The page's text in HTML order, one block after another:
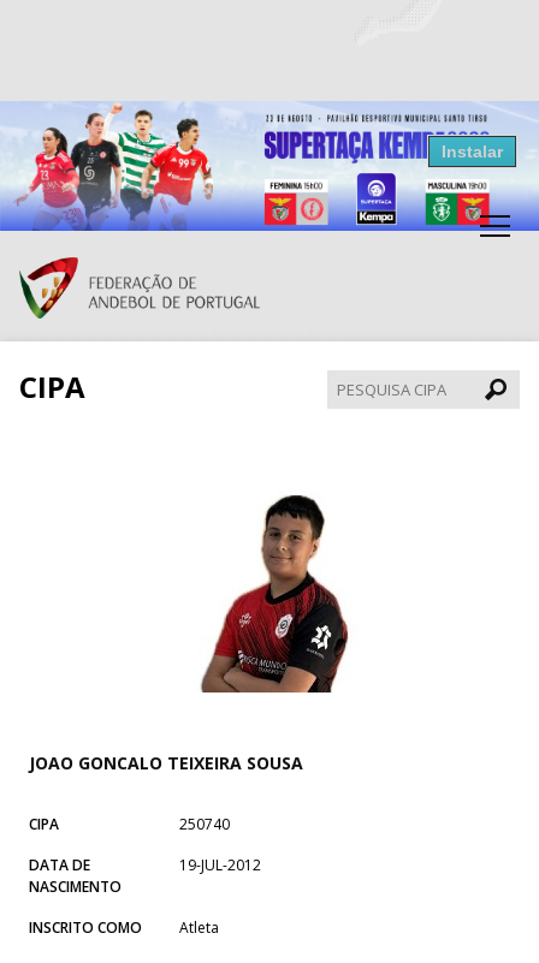
Resultados Andebol
Federação de Andebol de Portugal
Grátis - Disponivel na Play Store
Instalar
CIPA
CIPA
JOAO GONCALO TEIXEIRA SOUSA
CIPA
250740
DATA DE
NASCIMENTO
19-JUL-2012
INSCRITO COMO Atleta